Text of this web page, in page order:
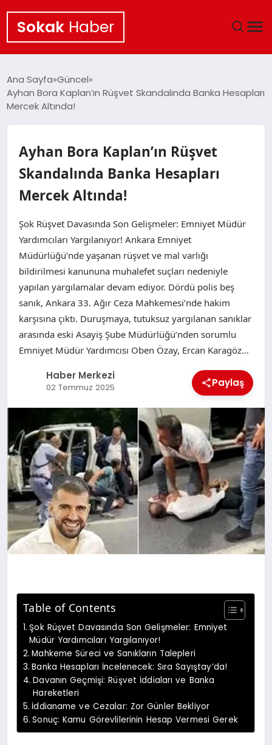
Sokak Haber
EKONOMI
GÜNCEL
KÜLTÜR SANAT
SAĞLIK
TEKNOLOJI
Ana Sayfa Güncel
Ayhan Bora Kaplan’ın Rüşvet Skandalında Banka Hesapları
Mercek Altında!
Ayhan Bora Kaplan’ın Rüşvet
Skandalında Banka Hesapları
Mercek Altında!
Şok Rüşvet Davasında Son Gelişmeler: Emniyet Müdür
Yardımcıları Yargılanıyor! Ankara Emniyet
Müdürlüğü’nde yaşanan rüşvet ve mal varlığı
bildirilmesi kanununa muhalefet suçları nedeniyle
yapılan yargılamalar devam ediyor. Dördü polis beş
sanık, Ankara 33. Ağır Ceza Mahkemesi’nde hakim
karşısına çıktı. Duruşmaya, tutuksuz yargılanan sanıklar
arasında eski Asayiş Şube Müdürlüğü’nden sorumlu
Emniyet Müdür Yardımcısı Oben Özay, Ercan Karagöz…
Haber Merkezi
02 Temmuz 2025 Paylaş
Table of Contents
Şok Rüşvet Davasında Son Gelişmeler: Emniyet
Müdür Yardımcıları Yargılanıyor!
Mahkeme Süreci ve Sanıkların Talepleri
Banka Hesapları İncelenecek: Sıra Sayıştay’da!
Davanın Geçmişi: Rüşvet İddiaları ve Banka
Hareketleri
İddianame ve Cezalar: Zor Günler Bekliyor
Sonuç: Kamu Görevlilerinin Hesap Vermesi Gerek